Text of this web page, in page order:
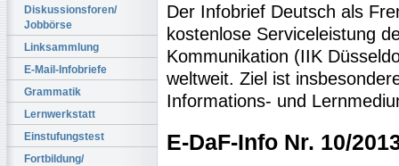
Diskussionsforen/
Jobbörse
Linksammlung
E-Mail-Infobriefe
Grammatik
Lernwerkstatt
Einstufungstest
Fortbildung/
Der Infobrief Deutsch als
kostenlose Serviceleistung
Kommunikation (IIK
weltweit. Ziel ist
Informations- und
E-DaF-Info Nr. 10/